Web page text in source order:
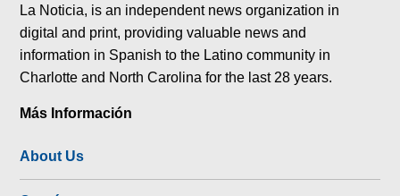
La Noticia, is an independent news organization in
digital and print, providing valuable news and
information in Spanish to the Latino community in
Charlotte and North Carolina for the last 28 years.
Más Información
About Us